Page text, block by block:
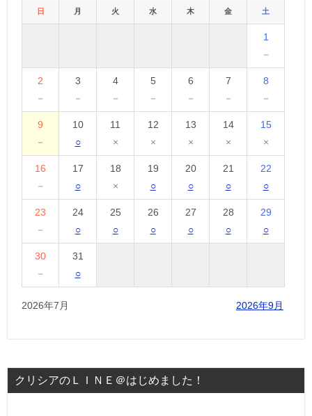
日 月 火 水 木 金 土
1
－
2
－
3
－
4
－
5
－
6
－
7
－
8
－
9
－
10
○
11
×
12
×
13
×
14
×
15
×
16
－
17
○
18
×
19
○
20
○
21
○
22
○
23
－
24
○
25
○
26
○
27
○
28
○
29
○
30
－
31
○
2026年7月 2026年9月
クリシアのＬＩＮＥ＠はじめました！